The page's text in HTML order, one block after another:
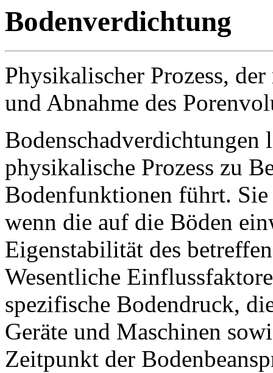
Bodenverdichtung
Physikalischer Prozess,
und Abnahme des
Bodenschadverdichtungen
physikalische Prozess zu
Bodenfunktionen führt. Sie
wenn die auf die Böden
Eigenstabilität des
Wesentliche
spezifische Bodendruck,
Geräte und Maschinen
Zeitpunkt der